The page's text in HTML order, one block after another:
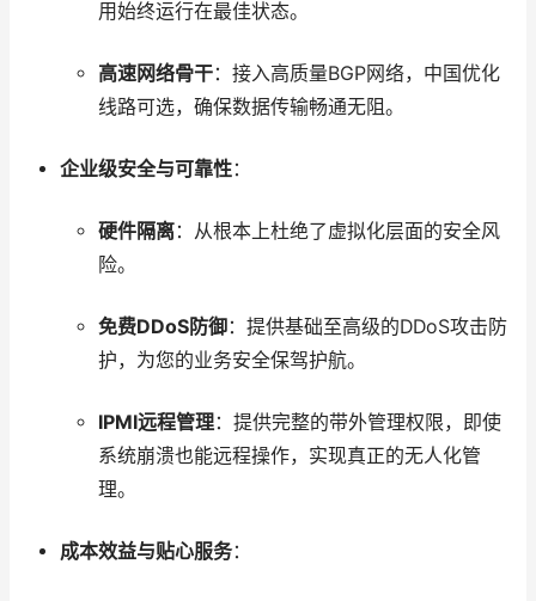
用始终运行在最佳状态。
高速网络骨干：接入高质量BGP网络，中国优化
线路可选，确保数据传输畅通无阻。
企业级安全与可靠性：
硬件隔离：从根本上杜绝了虚拟化层面的安全风
险。
免费DDoS防御：提供基础至高级的DDoS攻击防
护，为您的业务安全保驾护航。
IPMI远程管理：提供完整的带外管理权限，即使
系统崩溃也能远程操作，实现真正的无人化管
理。
成本效益与贴心服务：